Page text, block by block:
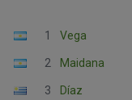
1 Vega
2 Maidana
3 Díaz